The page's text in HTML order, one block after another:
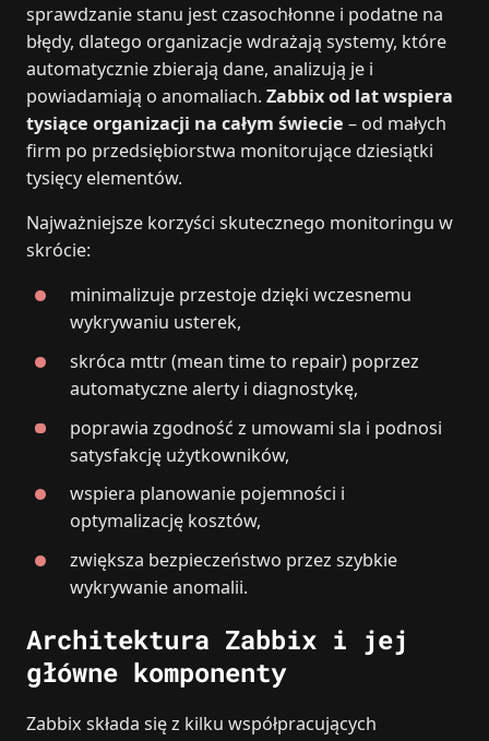
sprawdzanie stanu jest czasochłonne i podatne na
błędy, dlatego organizacje wdrażają systemy, które
automatycznie zbierają dane, analizują je i
powiadamiają o anomaliach. Zabbix od lat wspiera
tysiące organizacji na całym świecie – od małych
firm po przedsiębiorstwa monitorujące dziesiątki
tysięcy elementów.
Najważniejsze korzyści skutecznego monitoringu w
skrócie:
minimalizuje przestoje dzięki wczesnemu
wykrywaniu usterek,
skróca mttr (mean time to repair) poprzez
automatyczne alerty i diagnostykę,
poprawia zgodność z umowami sla i podnosi
satysfakcję użytkowników,
wspiera planowanie pojemności i
optymalizację kosztów,
zwiększa bezpieczeństwo przez szybkie
wykrywanie anomalii.
Architektura Zabbix i jej
główne komponenty
Zabbix składa się z kilku współpracujących